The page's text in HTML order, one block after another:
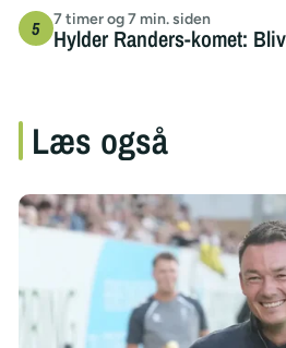
7 timer og 7 min. siden
Hylder Randers-komet: